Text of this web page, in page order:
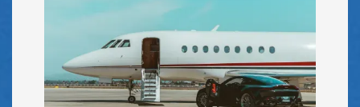
Affrétez votre avion
en quelques clics.
Location jets privés
De 1 à 19 passagers et jet d'affaires